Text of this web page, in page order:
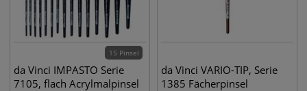
15 Pinsel
da Vinci IMPASTO Serie
7105, flach Acrylmalpinsel
da Vinci VARIO-TIP, Serie
1385 Fächerpinsel